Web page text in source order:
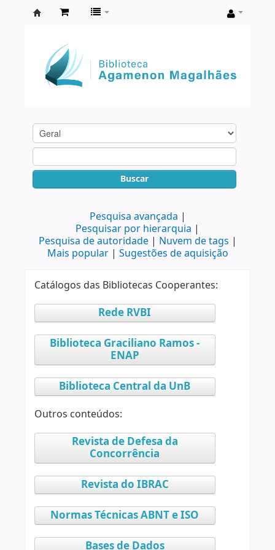
Agamenon
Magalhães
Buscar
Pesquisa avançada
Pesquisar por hierarquia
Pesquisa de autoridade
Nuvem de tags
Mais popular
Sugestões de aquisição
Catálogos das Bibliotecas Cooperantes:
Rede RVBI
Biblioteca Graciliano Ramos -
ENAP
Biblioteca Central da UnB
Outros conteúdos:
Revista de Defesa da
Concorrência
Revista do IBRAC
Normas Técnicas ABNT e ISO
Bases de Dados